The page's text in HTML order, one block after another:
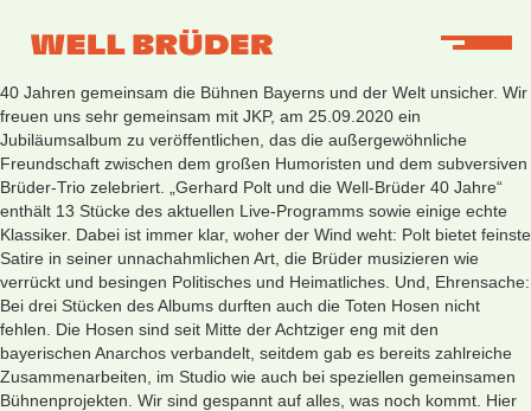
40 Jahren gemeinsam die Bühnen Bayerns und der Welt unsicher. Wir
freuen uns sehr gemeinsam mit JKP, am 25.09.2020 ein
Jubiläumsalbum zu veröffentlichen, das die außergewöhnliche
Freundschaft zwischen dem großen Humoristen und dem subversiven
Brüder-Trio zelebriert. „Gerhard Polt und die Well-Brüder 40 Jahre“
enthält 13 Stücke des aktuellen Live-Programms sowie einige echte
Klassiker. Dabei ist immer klar, woher der Wind weht: Polt bietet feinste
Satire in seiner unnachahmlichen Art, die Brüder musizieren wie
verrückt und besingen Politisches und Heimatliches. Und, Ehrensache:
Bei drei Stücken des Albums durften auch die Toten Hosen nicht
fehlen. Die Hosen sind seit Mitte der Achtziger eng mit den
bayerischen Anarchos verbandelt, seitdem gab es bereits zahlreiche
Zusammenarbeiten, im Studio wie auch bei speziellen gemeinsamen
Bühnenprojekten. Wir sind gespannt auf alles, was noch kommt. Hier